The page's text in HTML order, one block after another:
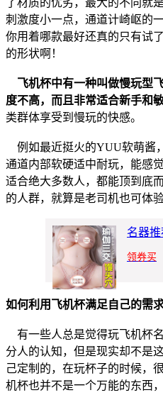
刺激度小一点，通道计崎岖的
你用着哪款最好还真的只有试
的形状啊！
飞机杯中有一种叫做慢玩型
度不高，而且非常适合新手和
类群体享受到慢玩的快感。
例如最近挺火的YUU软萌酱
通道内部软硬适中耐玩，能感
适合绝大多数人，都能顶到底
的人群，就算是老司机也可体
名器
领券买
如何利用飞机杯满足自己的需
有一些人总是觉得玩飞机杯
分人的认知，但是现实却不是
己定制的，在玩杯子的时候，
机杯也并不是一个万能的东西